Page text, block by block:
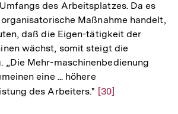
Auflösung
der
Fußnote
des Arbeitsplatzes. Da es
Maßnahme handelt,
daß die Eigen-tätigkeit der
wächst, somit steigt die
„Die Mehr-maschinenbedienung
eine ... höhere
des Arbeiters." Zur
[30]